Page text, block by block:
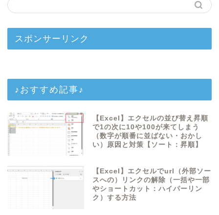
スポンサーリンク
♪おすすめ記事♪
【Excel】エクセルの並び替え昇順
で1の次に10や100が来てしまう
（数字が順番に並ばない・おかし
い）原因と対策【ソート：昇順】
【Excel】エクセルでurl（外部ソー
スへの）リンクの解除（一括や一部
やショートカット：ハイパーリン
ク）する方法